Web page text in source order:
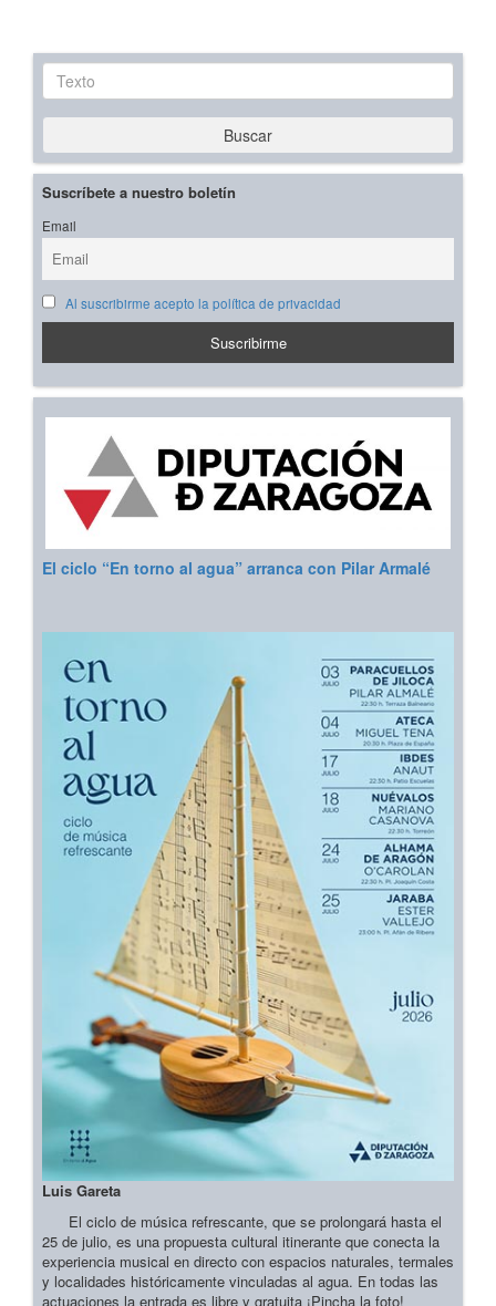
Texto
Buscar
Suscríbete a nuestro boletín
Email
Al suscribirme acepto la política de privacidad
El ciclo “En torno al agua” arranca con Pilar Armalé
Luis Gareta
El ciclo de música refrescante, que se prolongará hasta el
25 de julio, es una propuesta cultural itinerante que conecta la
experiencia musical en directo con espacios naturales, termales
y localidades históricamente vinculadas al agua. En todas las
actuaciones la entrada es libre y gratuita ¡Pincha la foto!